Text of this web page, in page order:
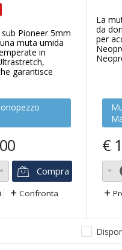
Pioneer 5mm
muta umida
in
garantisce
Compra
Confronta
La
da
per
€